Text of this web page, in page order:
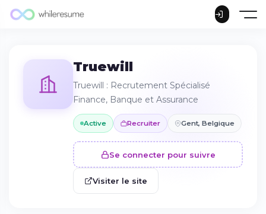
Truewill
Truewill : Recrutement Spécialisé
Finance, Banque et Assurance
Active Recruiter Gent, Belgique
Se connecter pour suivre
Visiter le site